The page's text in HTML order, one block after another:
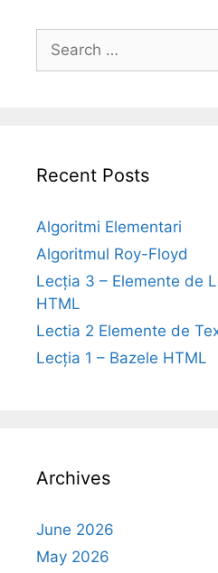
for:
Recent Posts
Algoritmi Elementari
Algoritmul Roy-Floyd
Lecția 3 – Elemente de
HTML
Lectia 2 Elemente de
Lecția 1 – Bazele HTML
Archives
June 2026
May 2026